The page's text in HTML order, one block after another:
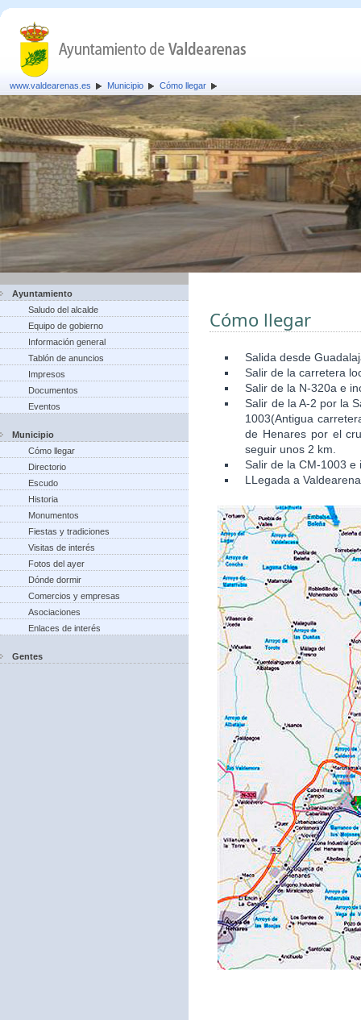
www.valdearenas.es Municipio Cómo llegar
Ayuntamiento
Saludo del alcalde
Equipo de gobierno
Información general
Tablón de anuncios
Impresos
Documentos
Eventos
Municipio
Cómo llegar
Directorio
Escudo
Historia
Monumentos
Fiestas y tradiciones
Visitas de interés
Fotos del ayer
Dónde dormir
Comercios y empresas
Asociaciones
Enlaces de interés
Gentes
Cómo llegar
Salida desde
Salir de la carretera
Salir de la N-320a e
Salir de la A-2 por la
1003(Antigua
de Henares por el
seguir unos 2 km.
Salir de la CM-1003
LLegada a